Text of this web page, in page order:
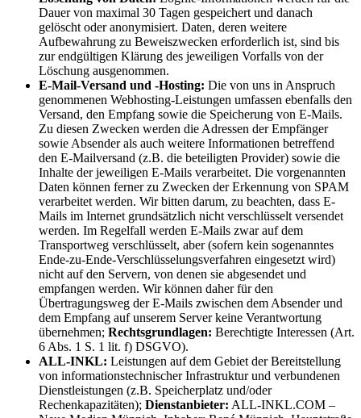
Dauer von maximal 30 Tagen gespeichert und danach
gelöscht oder anonymisiert. Daten, deren weitere
Aufbewahrung zu Beweiszwecken erforderlich ist, sind bis
zur endgültigen Klärung des jeweiligen Vorfalls von der
Löschung ausgenommen.
E-Mail-Versand und -Hosting: Die von uns in Anspruch
genommenen Webhosting-Leistungen umfassen ebenfalls den
Versand, den Empfang sowie die Speicherung von E-Mails.
Zu diesen Zwecken werden die Adressen der Empfänger
sowie Absender als auch weitere Informationen betreffend
den E-Mailversand (z.B. die beteiligten Provider) sowie die
Inhalte der jeweiligen E-Mails verarbeitet. Die vorgenannten
Daten können ferner zu Zwecken der Erkennung von SPAM
verarbeitet werden. Wir bitten darum, zu beachten, dass E-
Mails im Internet grundsätzlich nicht verschlüsselt versendet
werden. Im Regelfall werden E-Mails zwar auf dem
Transportweg verschlüsselt, aber (sofern kein sogenanntes
Ende-zu-Ende-Verschlüsselungsverfahren eingesetzt wird)
nicht auf den Servern, von denen sie abgesendet und
empfangen werden. Wir können daher für den
Übertragungsweg der E-Mails zwischen dem Absender und
dem Empfang auf unserem Server keine Verantwortung
übernehmen; Rechtsgrundlagen: Berechtigte Interessen (Art.
6 Abs. 1 S. 1 lit. f) DSGVO).
ALL-INKL: Leistungen auf dem Gebiet der Bereitstellung
von informationstechnischer Infrastruktur und verbundenen
Dienstleistungen (z.B. Speicherplatz und/oder
Rechenkapazitäten); Dienstanbieter: ALL-INKL.COM –